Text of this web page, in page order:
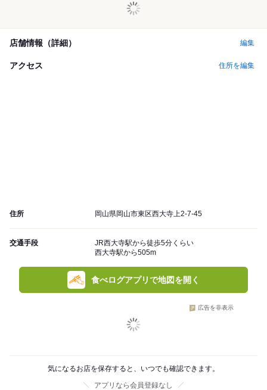
店舗情報（詳細） 編集
アクセス 住所を編集
住所 岡山県岡山市東区西大寺上2-7-45
交通手段
JR西大寺駅から徒歩5分くらい
西大寺駅から505m
食べログアプリで地図を開く
広告を非表示
気になるお店を保存すると、いつでも確認できます。
アプリなら会員登録なし